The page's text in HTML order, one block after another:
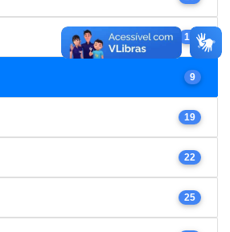
17
9
19
22
25